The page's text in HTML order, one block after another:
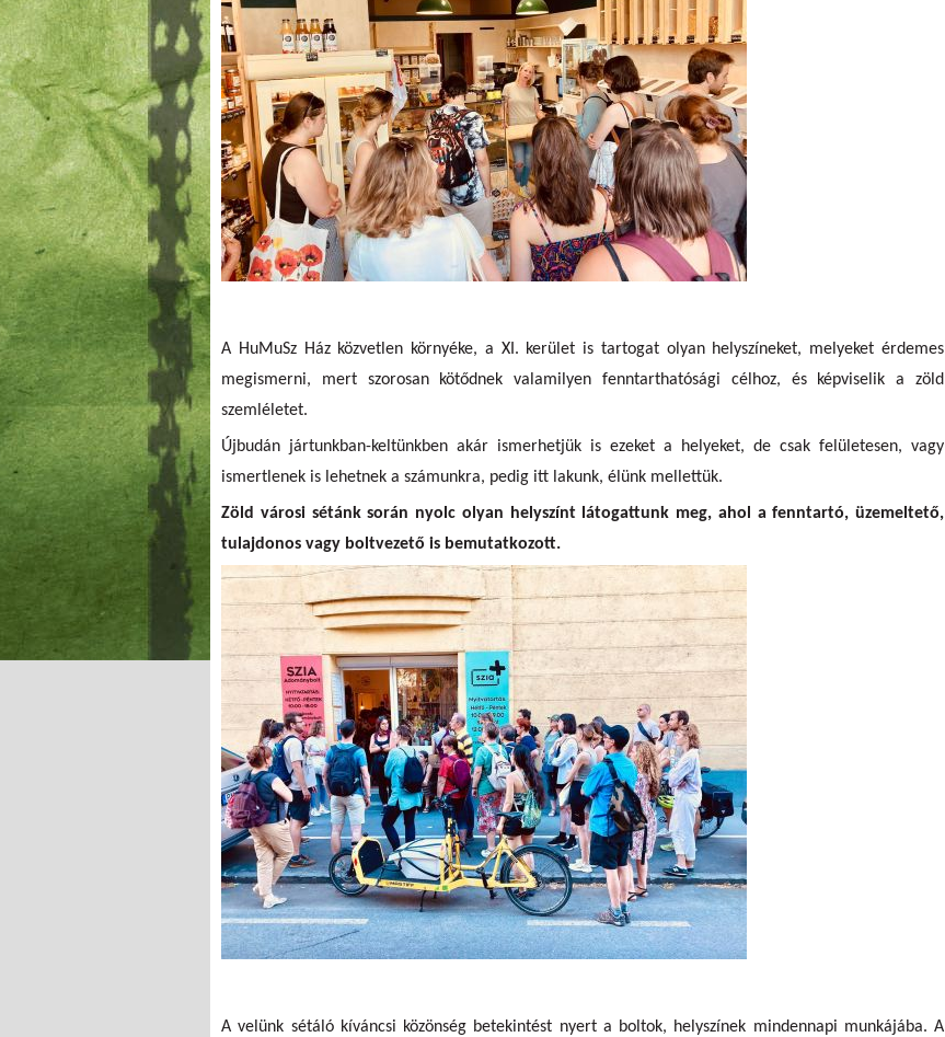
A HuMuSz Ház közvetlen környéke, a XI. kerület is tartogat olyan helyszíneket, melyeket érdemes
megismerni, mert szorosan kötődnek valamilyen fenntarthatósági célhoz, és képviselik a zöld
szemléletet.
Újbudán jártunkban-keltünkben akár ismerhetjük is ezeket a helyeket, de csak felületesen, vagy
ismertlenek is lehetnek a számunkra, pedig itt lakunk, élünk mellettük.
Zöld városi sétánk során nyolc olyan helyszínt látogattunk meg, ahol a fenntartó, üzemeltető,
tulajdonos vagy boltvezető is bemutatkozott.
A velünk sétáló kíváncsi közönség betekintést nyert a boltok, helyszínek mindennapi munkájába. A